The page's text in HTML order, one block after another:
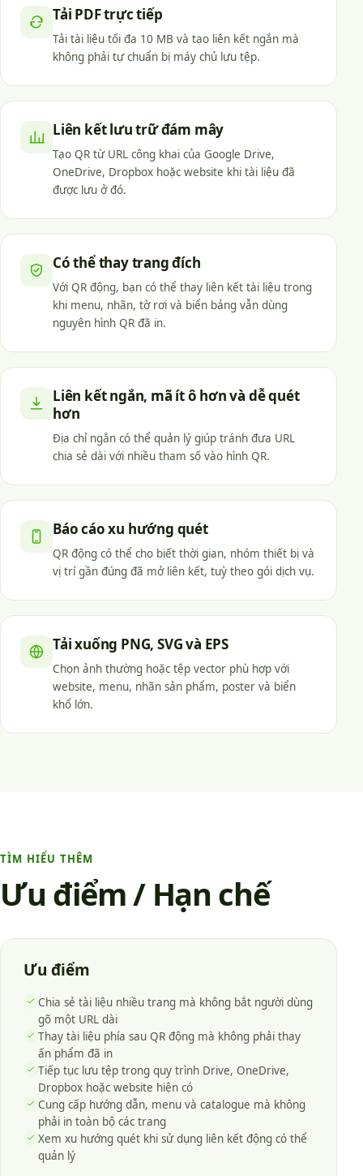
Tải PDF trực tiếp
Tải tài liệu tối đa 10 MB và tạo liên kết ngắn mà
không phải tự chuẩn bị máy chủ lưu tệp.
Liên kết lưu trữ đám mây
Tạo QR từ URL công khai của Google Drive,
OneDrive, Dropbox hoặc website khi tài liệu đã
được lưu ở đó.
Có thể thay trang đích
Với QR động, bạn có thể thay liên kết tài liệu trong
khi menu, nhãn, tờ rơi và biển bảng vẫn dùng
nguyên hình QR đã in.
Liên kết ngắn, mã ít ô hơn và dễ quét
hơn
Địa chỉ ngắn có thể quản lý giúp tránh đưa URL
chia sẻ dài với nhiều tham số vào hình QR.
Báo cáo xu hướng quét
QR động có thể cho biết thời gian, nhóm thiết bị và
vị trí gần đúng đã mở liên kết, tuỳ theo gói dịch vụ.
Tải xuống PNG, SVG và EPS
Chọn ảnh thường hoặc tệp vector phù hợp với
website, menu, nhãn sản phẩm, poster và biển
khổ lớn.
TÌM HIỂU THÊM
Ưu điểm / Hạn chế
Ưu điểm
Chia sẻ tài liệu nhiều trang mà không bắt người dùng
gõ một URL dài
Thay tài liệu phía sau QR động mà không phải thay
ấn phẩm đã in
Tiếp tục lưu tệp trong quy trình Drive, OneDrive,
Dropbox hoặc website hiện có
Cung cấp hướng dẫn, menu và catalogue mà không
phải in toàn bộ các trang
Xem xu hướng quét khi sử dụng liên kết động có thể
quản lý